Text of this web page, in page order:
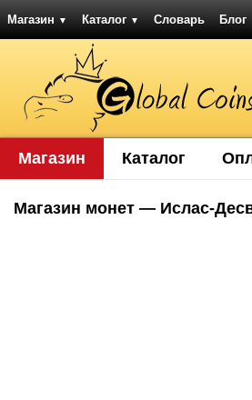
Магазин ▼ Каталог ▼ Словарь Блог
Магазин Каталог
Магазин монет — Ислас-